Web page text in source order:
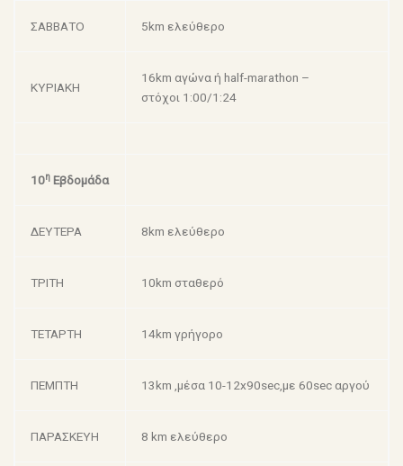
ΣΑΒΒΑΤΟ 5km ελεύθερο
ΚΥΡΙΑΚΗ
16km αγώνα ή half-marathon –
στόχοι 1:00/1:24
10η Εβδομάδα
ΔΕΥΤΕΡΑ 8km ελεύθερο
ΤΡΙΤΗ 10km σταθερό
ΤΕΤΑΡΤΗ 14km γρήγορο
ΠΕΜΠΤΗ 13km ,μέσα 10-12x90sec,με 60sec αργού
ΠΑΡΑΣΚΕΥΗ 8 km ελεύθερο